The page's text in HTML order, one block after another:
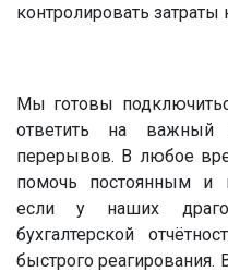
контролировать затраты
Мы готовы
ответить на
перерывов. В любое
помочь постоянным и
если у наших
бухгалтерской
быстрого реагирования.